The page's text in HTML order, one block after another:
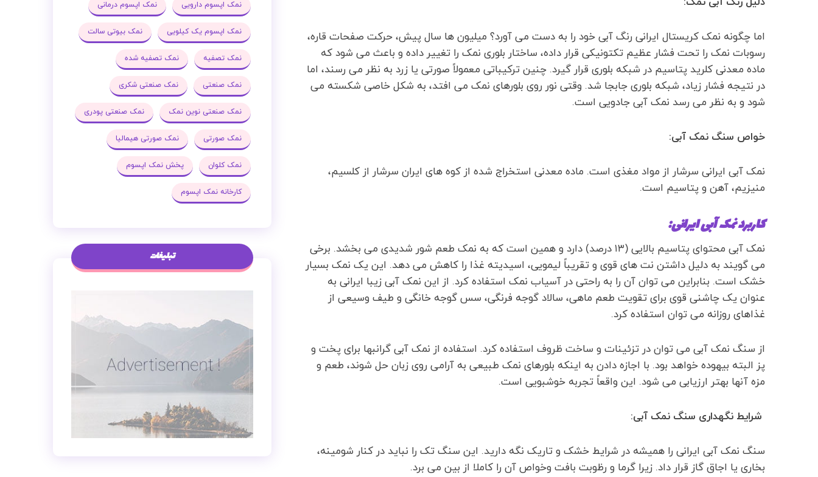
اما چگونه نمک کریستال ایرانی رنگ آبی خود را به دست می آورد؟ میلیون ها سال پیش، حرکت صفحات قاره،
رسوبات نمک را تحت فشار عظیم تکتونیکی قرار داده، ساختار بلوری نمک را تغییر داده و باعث می شود که
ماده معدنی کلرید پتاسیم در شبکه بلوری قرار گیرد. چنین ترکیباتی معمولاً صورتی یا زرد به نظر می رسند، اما
در نتیجه فشار زیاد، شبکه بلوری جابجا شد. وقتی نور روی بلورهای نمک می افتد، به شکل خاصی شکسته می
شود و به نظر می رسد نمک آبی جادویی است.
خواص سنگ نمک آبی:
نمک آبی ایرانی سرشار از مواد مغذی است. ماده معدنی استخراج شده از کوه های ایران سرشار از کلسیم،
منیزیم، آهن و پتاسیم است.
کاربرد نمک آبی ایرانی:
نمک آبی محتوای پتاسیم بالایی (۱۳ درصد) دارد و همین است که به نمک طعم شور شدیدی می بخشد. برخی
می گویند به دلیل داشتن نت های قوی و تقریباً لیمویی، اسیدیته غذا را کاهش می دهد. این یک نمک بسیار
خشک است. بنابراین می توان آن را به راحتی در آسیاب نمک استفاده کرد. از این نمک آبی زیبا ایرانی به
عنوان یک چاشنی قوی برای تقویت طعم ماهی، سالاد گوجه فرنگی، سس گوجه خانگی و طیف وسیعی از
غذاهای روزانه می توان استفاده کرد.
از سنگ نمک آبی می توان در تزئینات و ساخت ظروف استفاده کرد. استفاده از نمک آبی گرانبها برای پخت و
پز البته بیهوده خواهد بود. با اجازه دادن به اینکه بلورهای نمک طبیعی به آرامی روی زبان حل شوند، طعم و
مزه آنها بهتر ارزیابی می شود. این واقعاً تجربه خوشبویی است.
شرایط نگهداری سنگ نمک آبی:
سنگ نمک آبی ایرانی را همیشه در شرایط خشک و تاریک نگه دارید. این سنگ تک را نباید در کنار شومینه،
بخاری یا اجاق گاز قرار داد. زیرا گرما و رظوبت بافت وخواص آن را کاملا از بین می برد.
نمک اپسوم دارویی نمک اپسوم درمانی
نمک اپسوم یک کیلویی نمک بیوتی سالت
نمک تصفیه نمک تصفیه شده
نمک صنعتی نمک صنعتی شکری
نمک صنعتی نوین نمک نمک صنعتی پودری
نمک صورتی نمک صورتی هیمالیا
نمک کلوان پخش نمک اپسوم
کارخانه نمک اپسوم
تبلیغات